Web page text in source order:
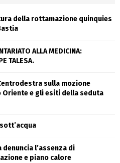
della rottamazione quinquies
ALLA MEDICINA:
TALESA.
sulla mozione
Oriente e gli esiti della seduta
denuncia l’assenza di
e piano calore